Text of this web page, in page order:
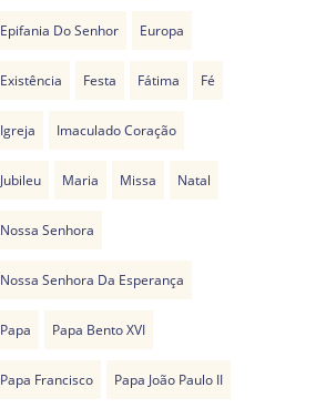
Epifania Do Senhor Europa
Existência Festa Fátima Fé
Igreja Imaculado Coração
Jubileu Maria Missa Natal
Nossa Senhora
Nossa Senhora Da Esperança
Papa Papa Bento XVI
Papa Francisco Papa João Paulo II